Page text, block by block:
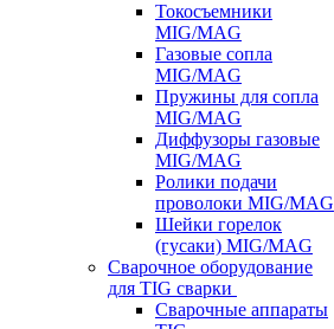
Токосъемники
MIG/MAG
Газовые сопла
MIG/MAG
Пружины для сопла
MIG/MAG
Диффузоры газовые
MIG/MAG
Ролики подачи
проволоки MIG/MAG
Шейки горелок
(гусаки) MIG/MAG
Сварочное оборудование
для TIG сварки
Сварочные аппараты